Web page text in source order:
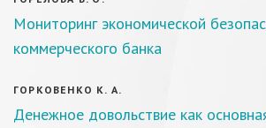
Мониторинг экономической
коммерческого банка
ГОРКОВЕНКО К. А.
Денежное довольствие как